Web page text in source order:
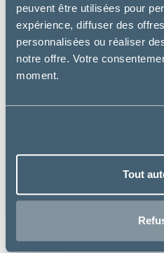
peuvent être utilisées pour
expérience, diffuser des
personnalisées ou réaliser
notre offre. Votre
moment.
Tout
DOG PUPPY MAXI